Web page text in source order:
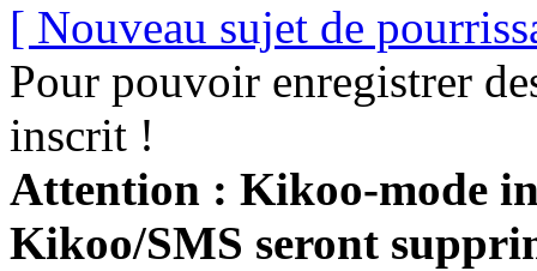
[ Nouveau sujet de
Pour pouvoir enregistrer
inscrit !
Attention : Kikoo-mode
Kikoo/SMS seront